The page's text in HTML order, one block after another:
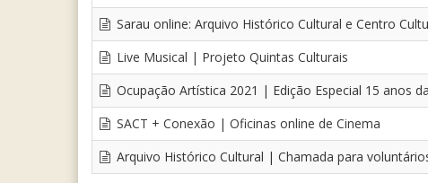
Sarau online: Arquivo Histórico Cultural e Centro
Live Musical | Projeto Quintas Culturais
Ocupação Artística 2021 | Edição Especial 15 anos
SACT + Conexão | Oficinas online de Cinema
Arquivo Histórico Cultural | Chamada para